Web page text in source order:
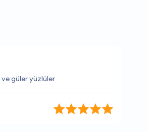
kaliteli hizmet veriyorlar.